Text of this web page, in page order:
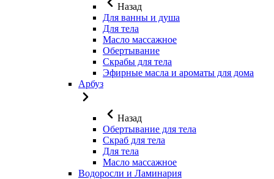
Назад
Для ванны и душа
Для тела
Масло массажное
Обертывание
Скрабы для тела
Эфирные масла и ароматы для дома
Арбуз
Назад
Обертывание для тела
Скраб для тела
Для тела
Масло массажное
Водоросли и Ламинария